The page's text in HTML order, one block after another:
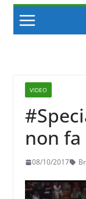
VIDEO
non
08/10/2017